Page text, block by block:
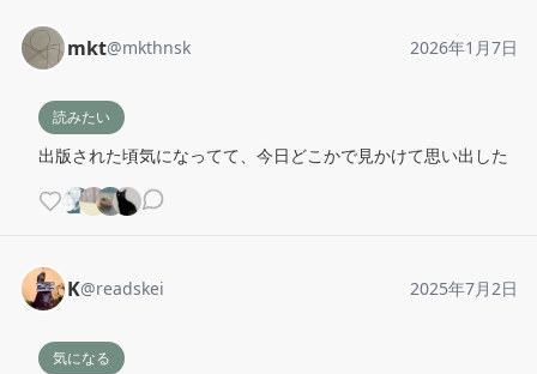
mkt@mkthnsk 2026年1月7日
読みたい
出版された頃気になってて、今日どこかで見かけて思い出した
K@readskei 2025年7月2日
気になる